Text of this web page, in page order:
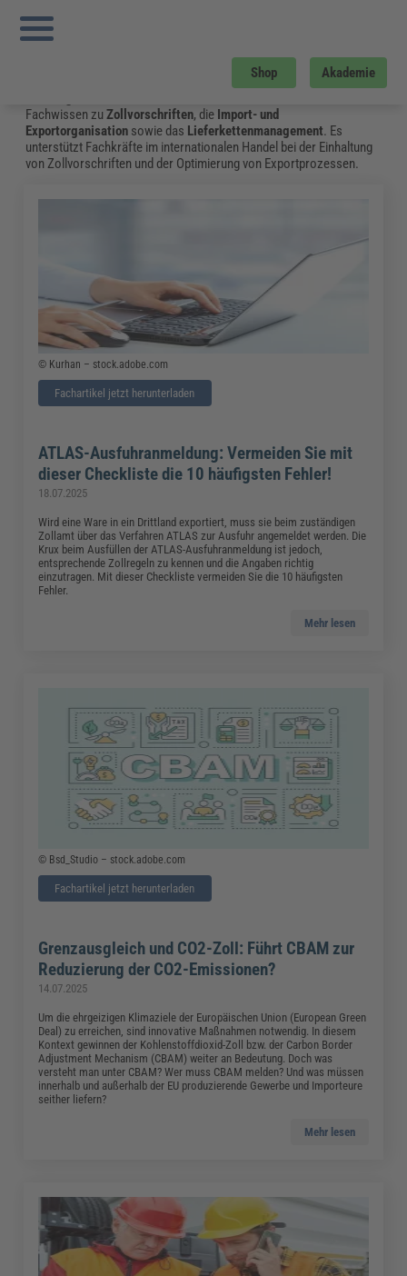
Shop Akademie
Sie sind hier:
Seite 2
Zoll- und Exportkontrolle
Fachwissen zuZollvorschriften, die Import- und
Exportorganisation sowie das Lieferkettenmanagement. Es
unterstützt Fachkräfte im internationalen Handel bei der Einhaltung
von Zollvorschriften und der Optimierung von Exportprozessen.
© Kurhan – stock.adobe.com
Fachartikel jetzt herunterladen
ATLAS-Ausfuhranmeldung: Vermeiden Sie mit
dieser Checkliste die 10 häufigsten Fehler!
18.07.2025
Wird eine Ware in ein Drittland exportiert, muss sie beim zuständigen
Zollamt über das Verfahren ATLAS zur Ausfuhr angemeldet werden. Die
Krux beim Ausfüllen der ATLAS-Ausfuhranmeldung ist jedoch,
entsprechende Zollregeln zu kennen und die Angaben richtig
einzutragen. Mit dieser Checkliste vermeiden Sie die 10 häufigsten
Fehler.
Mehr lesen
© Bsd_Studio – stock.adobe.com
Fachartikel jetzt herunterladen
Grenzausgleich und CO2-Zoll: Führt CBAM zur
Reduzierung der CO2-Emissionen?
14.07.2025
Um die ehrgeizigen Klimaziele der Europäischen Union (European Green
Deal) zu erreichen, sind innovative Maßnahmen notwendig. In diesem
Kontext gewinnen der Kohlenstoffdioxid-Zoll bzw. der Carbon Border
Adjustment Mechanism (CBAM) weiter an Bedeutung. Doch was
versteht man unter CBAM? Wer muss CBAM melden? Und was müssen
innerhalb und außerhalb der EU produzierende Gewerbe und Importeure
seither liefern?
Mehr lesen